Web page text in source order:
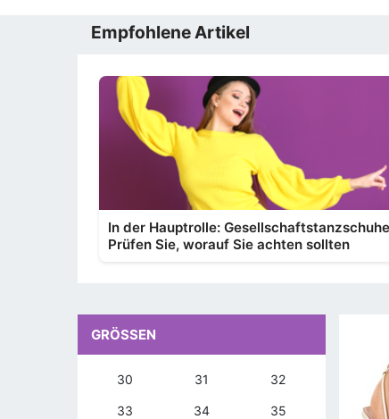
Empfohlene Artikel
In der Hauptrolle:
Prüfen Sie, worauf Sie achten sollten
GRÖSSEN
30 31 32
33 34 35